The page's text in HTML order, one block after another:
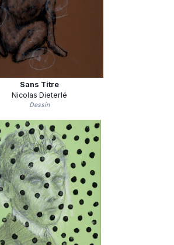
Sans Titre
Nicolas Dieterlé
Dessin